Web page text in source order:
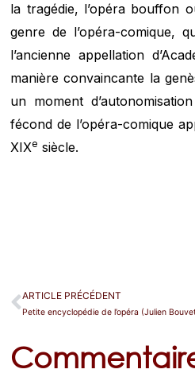
la tragédie, l’opéra bouffon
genre de l’opéra-comique,
l’ancienne appellation
manière convaincante la
un moment
fécond de l’opéra-comique
XIXe siècle.
ARTICLE PRÉCÉDENT
Petite encyclopédie de l’opéra (Julien